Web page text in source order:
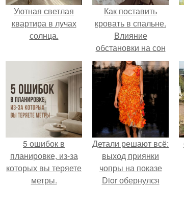
Уютная светлая
квартира в лучах
солнца.
Как поставить
кровать в спальне.
Влияние
обстановки на сон
5 ошибок в
планировке, из-за
которых вы теряете
метры.
Детали решают всё:
выход приянки
чопры на показе
Dior обернулся